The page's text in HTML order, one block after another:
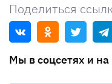
Поделиться
Мы в соцсетях и